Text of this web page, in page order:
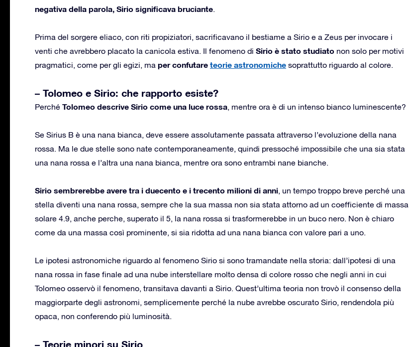
negativa della parola, Sirio significava bruciante.
Prima del sorgere eliaco, con riti propiziatori, sacrificavano il bestiame a Sirio e a Zeus per invocare i
venti che avrebbero placato la canicola estiva. Il fenomeno di Sirio è stato studiato non solo per motivi
pragmatici, come per gli egizi, ma per confutare teorie astronomiche soprattutto riguardo al colore.
– Tolomeo e Sirio: che rapporto esiste?
Perché Tolomeo descrive Sirio come una luce rossa, mentre ora è di un intenso bianco luminescente?
Se Sirius B è una nana bianca, deve essere assolutamente passata attraverso l’evoluzione della nana
rossa. Ma le due stelle sono nate contemporaneamente, quindi pressoché impossibile che una sia stata
una nana rossa e l’altra una nana bianca, mentre ora sono entrambi nane bianche.
Sirio sembrerebbe avere tra i duecento e i trecento milioni di anni, un tempo troppo breve perché una
stella diventi una nana rossa, sempre che la sua massa non sia stata attorno ad un coefficiente di massa
solare 4.9, anche perche, superato il 5, la nana rossa si trasformerebbe in un buco nero. Non è chiaro
come da una massa così prominente, si sia ridotta ad una nana bianca con valore pari a uno.
Le ipotesi astronomiche riguardo al fenomeno Sirio si sono tramandate nella storia: dall’ipotesi di una
nana rossa in fase finale ad una nube interstellare molto densa di colore rosso che negli anni in cui
Tolomeo osservò il fenomeno, transitava davanti a Sirio. Quest’ultima teoria non trovò il consenso della
maggiorparte degli astronomi, semplicemente perché la nube avrebbe oscurato Sirio, rendendola più
opaca, non conferendo più luminosità.
– Teorie minori su Sirio